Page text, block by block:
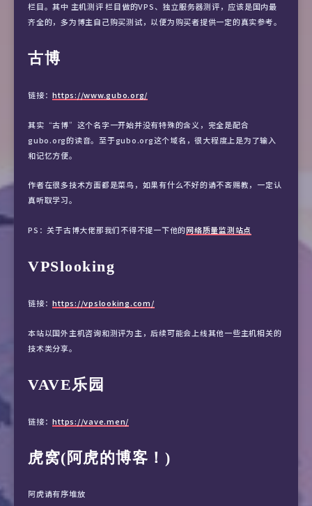
栏目。其中 主机测评 栏目做的VPS、独立服务器测评，应该是国内最
齐全的，多为博主自己购买测试，以便为购买者提供一定的真实参考。
古博
链接：https://www.gubo.org/
其实“古博”这个名字一开始并没有特殊的含义，完全是配合
gubo.org的读音。至于gubo.org这个域名，很大程度上是为了输入
和记忆方便。
作者在很多技术方面都是菜鸟，如果有什么不好的请不吝赐教，一定认
真听取学习。
PS：关于古博大佬那我们不得不提一下他的网络质量监测站点
VPSlooking
链接：https://vpslooking.com/
本站以国外主机咨询和测评为主，后续可能会上线其他一些主机相关的
技术类分享。
VAVE乐园
链接：https://vave.men/
虎窝(阿虎的博客！)
阿虎请有序堆放